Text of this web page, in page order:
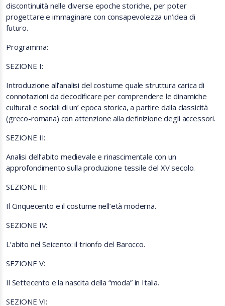
discontinuità nelle diverse epoche storiche, per poter
progettare e immaginare con consapevolezza un’idea di
futuro.
Programma:
SEZIONE I:
Introduzione all’analisi del costume quale struttura carica di
connotazioni da decodificare per comprendere le dinamiche
culturali e sociali di un’ epoca storica, a partire dalla classicità
(greco-romana) con attenzione alla definizione degli accessori.
SEZIONE II:
Analisi dell’abito medievale e rinascimentale con un
approfondimento sulla produzione tessile del XV secolo.
SEZIONE III:
Il Cinquecento e il costume nell’età moderna.
SEZIONE IV:
L’abito nel Seicento: il trionfo del Barocco.
SEZIONE V:
Il Settecento e la nascita della “moda” in Italia.
SEZIONE VI: